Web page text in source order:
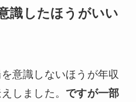
識したほうがいい
意識しないほうが年収
しました。 ですが一部